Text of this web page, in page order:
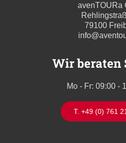
avenTOURa
79100
Wir beraten
Mo - Fr: 09:00 -
T. +49 (0) 761